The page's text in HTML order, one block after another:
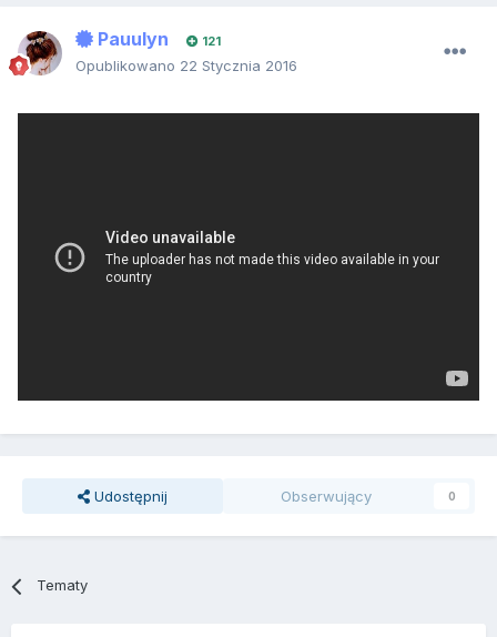
Pauulyn 121
Opublikowano 22 Stycznia 2016
Udostępnij Obserwujący 0
Tematy